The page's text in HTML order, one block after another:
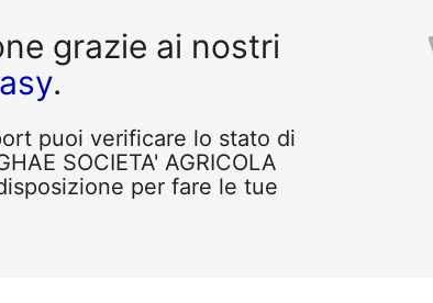
grazie ai nostri
.
puoi verificare lo stato di
SOCIETA' AGRICOLA
per fare le tue